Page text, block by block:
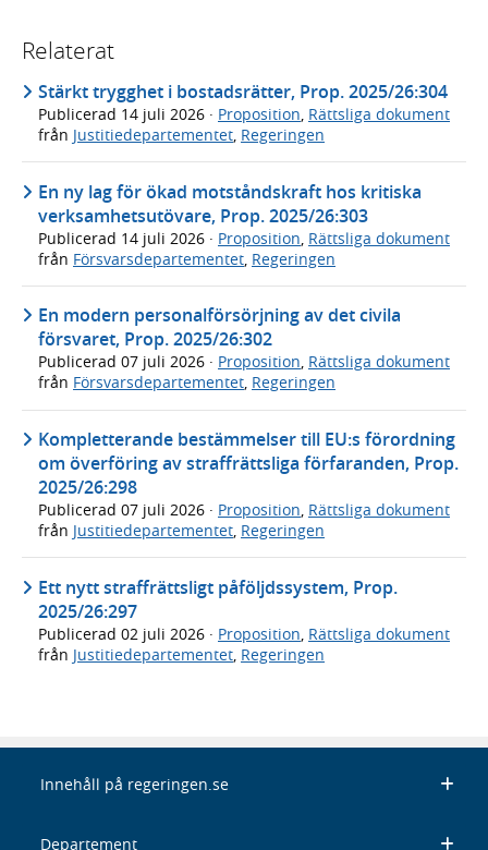
Relaterat
Stärkt trygghet i bostadsrätter, Prop. 2025/26:304
Publicerad 14 juli 2026 · Proposition, Rättsliga dokument
från Justitiedepartementet, Regeringen
En ny lag för ökad motståndskraft hos kritiska
verksamhetsutövare, Prop. 2025/26:303
Publicerad 14 juli 2026 · Proposition Rättsliga dokument
från Försvarsdepartementet Regeringen
En modern personalförsörjning av det civila
försvaret, Prop. 2025/26:302
Publicerad 07 juli 2026 · Proposition, Rättsliga dokument
från Försvarsdepartementet, Regeringen
Kompletterande bestämmelser till EU:s förordning
om överföring av straffrättsliga förfaranden, Prop.
2025/26:298
Publicerad 07 juli 2026 · Proposition, Rättsliga dokument
från Justitiedepartementet, Regeringen
Ett nytt straffrättsligt påföljdssystem, Prop.
2025/26:297
Publicerad 02 juli 2026 · Proposition Rättsliga dokument
från Justitiedepartementet Regeringen
Innehåll på regeringen.se
Departement